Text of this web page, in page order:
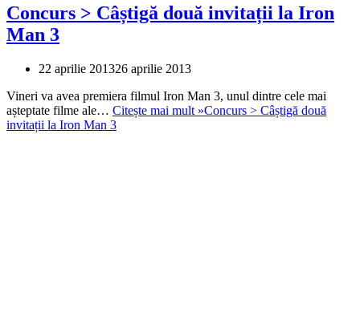
Concurs > Câștigă două invitații la Iron
Man 3
22 aprilie 201326 aprilie 2013
Vineri va avea premiera filmul Iron Man 3, unul dintre cele mai
așteptate filme ale… Citește mai mult »Concurs > Câștigă două
invitații la Iron Man 3